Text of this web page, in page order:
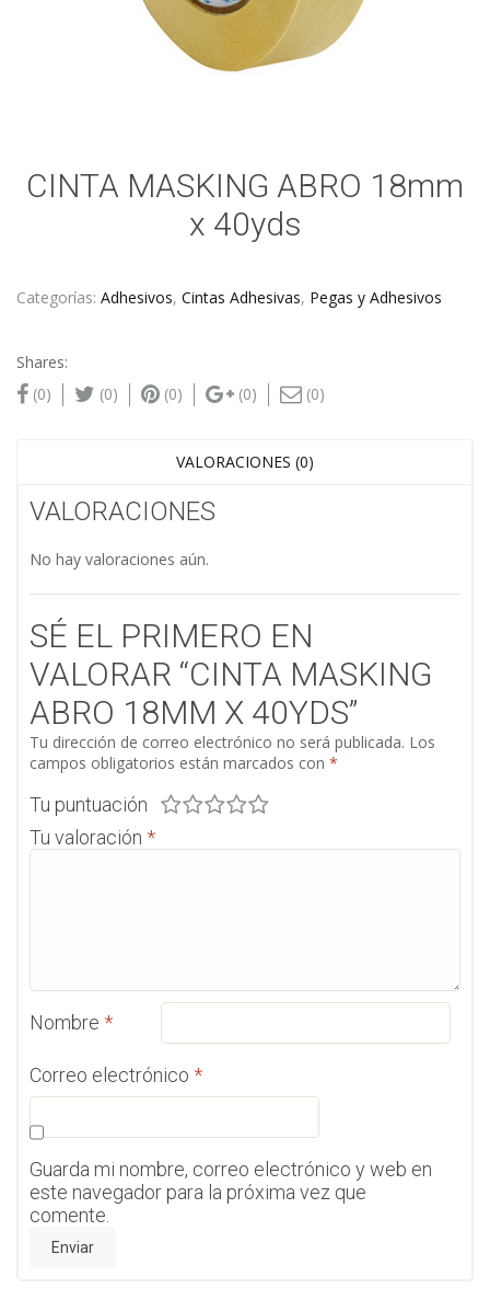
CINTA MASKING ABRO 18mm
x 40yds
Categorías: Adhesivos, Cintas Adhesivas, Pegas y Adhesivos
Shares:
(0)
(0) (0) (0) (0)
VALORACIONES (0)
VALORACIONES
No hay valoraciones aún.
SÉ EL PRIMERO EN
VALORAR “CINTA MASKING
ABRO 18MM X 40YDS”
Tu dirección de correo electrónico no será publicada. Los
campos obligatorios están marcados con *
Tu puntuación
Tu valoración *
Nombre *
Correo electrónico *
Guarda mi nombre, correo electrónico y web en
este navegador para la próxima vez que
comente.